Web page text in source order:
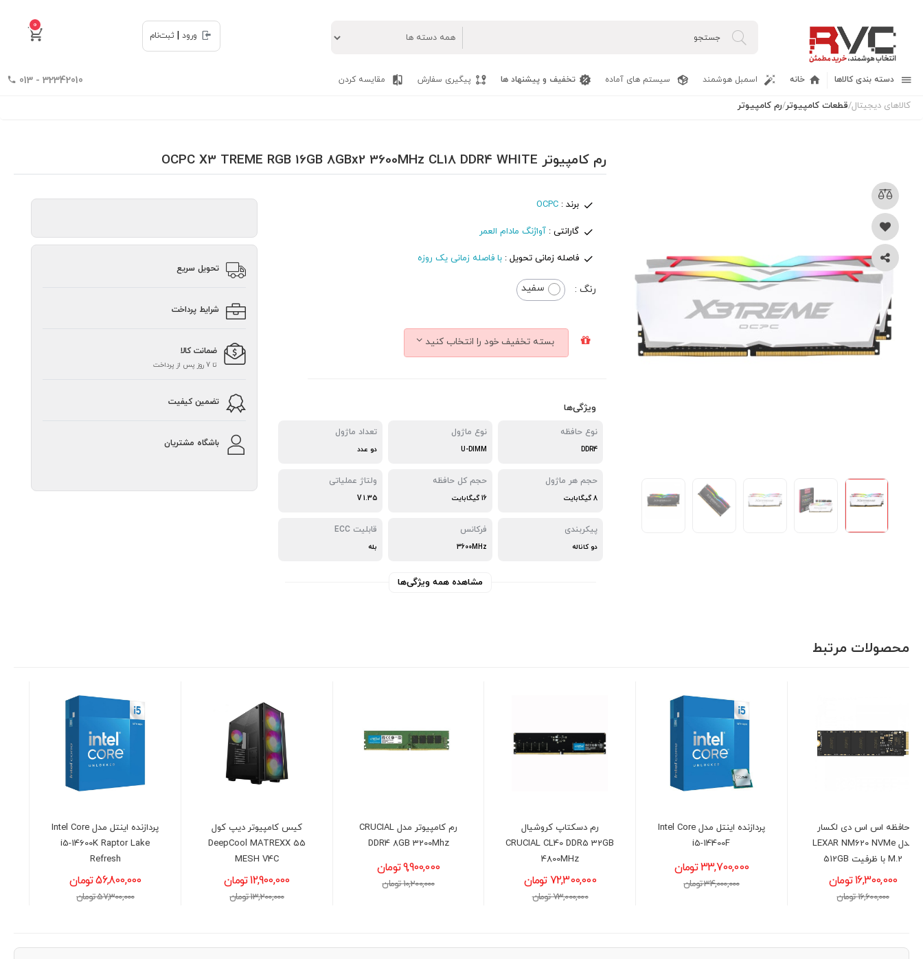
0
ورود
ثبت‌نام
دسته بندی کالاها خانه اسمبل هوشمند سیستم های آماده تخفیف و پیشنهاد ها پیگیری سفارش مقایسه کردن 32342010 - 013
کالاهای دیجیتال/قطعات کامپیوتر/رم کامپیوتر
رم کامپیوتر OCPC X3 TREME RGB 16GB 8GBx2 3600MHz CL18 DDR4 WHITE
برند : OCPC
گارانتی : آواژنگ مادام العمر
فاصله زمانی تحویل : با فاصله زمانی یک روزه
رنگ : سفید
بسته تخفیف خود را انتخاب کنید
ویژگی‌ها
نوع حافظه
DDR4
نوع ماژول
U-DIMM
تعداد ماژول
دو عدد
حجم هر ماژول
8 گیگابایت
حجم کل حافظه
16 گیگابایت
ولتاژ عملیاتی
1.35 V
پیکربندی
دو کاناله
فرکانس
3600MHz
قابلیت ECC
بله
مشاهده همه ویژگی‌ها
تحویل سریع
شرایط پرداخت
ضمانت کالا
تا 7 روز پس از پرداخت
تضمین کیفیت
باشگاه مشتریان
محصولات مرتبط
پردازنده اینتل مدل Intel Core
i5-14400F
33,700,000 تومان
34,000,000 تومان
رم دسکتاپ کروشیال
CRUCIAL CL40 DDR5 32GB
72,300,000 تومان
رم کامپیوتر مدل CRUCIAL
DDR4 8GB 3200Mhz
9,900,000 تومان
10,200,000 تومان
کیس کامپیوتر دیپ کول
DeepCool MATREXX 55
12,900,000 تومان
پردازنده اینتل مدل Intel Core
i5-14600K Raptor Lake
Refresh
56,800,000 تومان
57,300,000 تومان
هارد دیسک اینترنال وسترن
ترابایت
125,400,000 تومان
127,000,000 تومان